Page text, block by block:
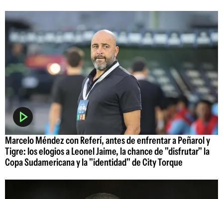
Marcelo Méndez con Referí, antes de enfrentar a Peñarol y
Tigre: los elogios a Leonel Jaime, la chance de "disfrutar" la
Copa Sudamericana y la "identidad" de City Torque